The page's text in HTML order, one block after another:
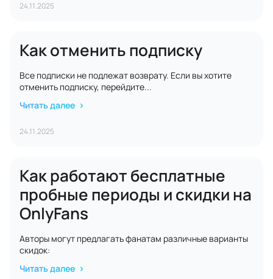
24.11.2025
Как отменить подписку
Все подписки не подлежат возврату. Если вы хотите
отменить подписку, перейдите...
Читать далее
24.11.2025
Как работают бесплатные
пробные периоды и скидки на
OnlyFans
Авторы могут предлагать фанатам различные варианты
скидок:
Читать далее